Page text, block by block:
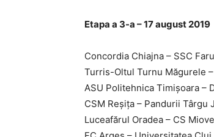
Etapa a 3-a – 17 august 2019
Concordia Chiajna – SSC
Turris-Oltul Turnu Măgurele
ASU Politehnica Timişoara –
CSM Reşiţa – Pandurii Târgu
Luceafărul Oradea – CS